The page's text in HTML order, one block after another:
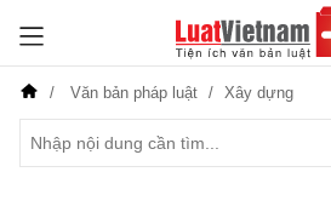
Văn bản pháp luật Xây dựng